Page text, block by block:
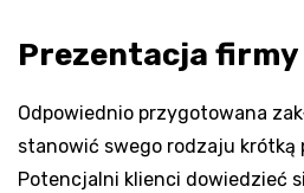
Prezentacja firmy
Odpowiednio przygotowana
stanowić swego rodzaju krótką
Potencjalni klienci dowiedzieć